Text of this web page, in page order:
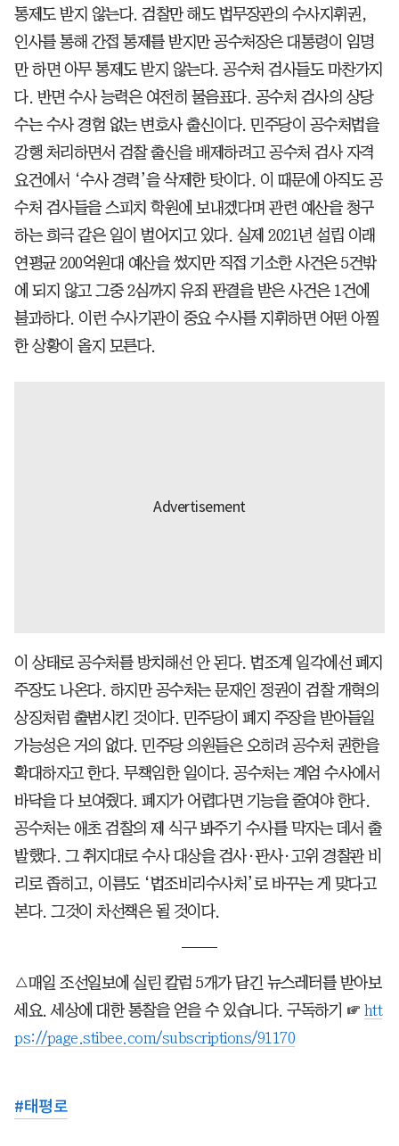
통제도 받지 않는다. 검찰만 해도 법무장관의 수사지휘권,
인사를 통해 간접 통제를 받지만 공수처장은 대통령이 임명
만 하면 아무 통제도 받지 않는다. 공수처 검사들도 마찬가지
다. 반면 수사 능력은 여전히 물음표다. 공수처 검사의 상당
수는 수사 경험 없는 변호사 출신이다. 민주당이 공수처법을
강행 처리하면서 검찰 출신을 배제하려고 공수처 검사 자격
요건에서 ‘수사 경력’을 삭제한 탓이다. 이 때문에 아직도 공
수처 검사들을 스피치 학원에 보내겠다며 관련 예산을 청구
하는 희극 같은 일이 벌어지고 있다. 실제 2021년 설립 이래
연평균 200억원대 예산을 썼지만 직접 기소한 사건은 5건밖
에 되지 않고 그중 2심까지 유죄 판결을 받은 사건은 1건에
불과하다. 이런 수사기관이 중요 수사를 지휘하면 어떤 아찔
한 상황이 올지 모른다.
이 상태로 공수처를 방치해선 안 된다. 법조계 일각에선 폐지
주장도 나온다. 하지만 공수처는 문재인 정권이 검찰 개혁의
상징처럼 출범시킨 것이다. 민주당이 폐지 주장을 받아들일
가능성은 거의 없다. 민주당 의원들은 오히려 공수처 권한을
확대하자고 한다. 무책임한 일이다. 공수처는 계엄 수사에서
바닥을 다 보여줬다. 폐지가 어렵다면 기능을 줄여야 한다.
공수처는 애초 검찰의 제 식구 봐주기 수사를 막자는 데서 출
발했다. 그 취지대로 수사 대상을 검사·판사·고위 경찰관 비
리로 좁히고, 이름도 ‘법조비리수사처’로 바꾸는 게 맞다고
본다. 그것이 차선책은 될 것이다.
△매일 조선일보에 실린 칼럼 5개가 담긴 뉴스레터를 받아보
세요. 세상에 대한 통찰을 얻을 수 있습니다. 구독하기 ☞ htt
ps://page.stibee.com/subscriptions/91170
#태평로